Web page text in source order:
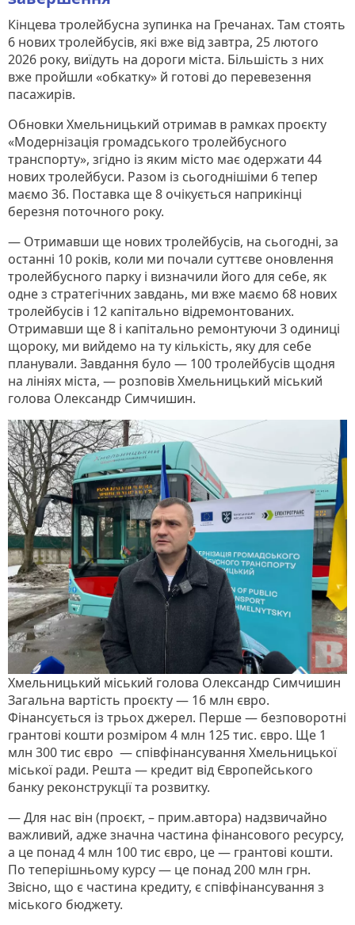
Кінцева тролейбусна зупинка на Гречанах. Там стоять
6 нових тролейбусів, які вже від завтра, 25 лютого
2026 року, виїдуть на дороги міста. Більшість з них
вже пройшли «обкатку» й готові до перевезення
пасажирів.
Обновки Хмельницький отримав в рамках проєкту
«Модернізація громадського тролейбусного
транспорту», згідно із яким місто має одержати 44
нових тролейбуси. Разом із сьогоднішіми 6 тепер
маємо 36. Поставка ще 8 очікується наприкінці
березня поточного року.
— Отримавши ще нових тролейбусів, на сьогодні, за
останні 10 років, коли ми почали суттєве оновлення
тролейбусного парку і визначили його для себе, як
одне з стратегічних завдань, ми вже маємо 68 нових
тролейбусів і 12 капітально відремонтованих.
Отримавши ще 8 і капітально ремонтуючи 3 одиниці
щороку, ми вийдемо на ту кількість, яку для себе
планували. Завдання було — 100 тролейбусів щодня
на лініях міста, — розповів Хмельницький міський
голова Олександр Симчишин.
Хмельницький міський голова Олександр Симчишин
Загальна вартість проєкту — 16 млн євро.
Фінансується із трьох джерел. Перше — безповоротні
грантові кошти розміром 4 млн 125 тис. євро. Ще 1
млн 300 тис євро — співфінансування Хмельницької
міської ради. Решта — кредит від Європейського
банку реконструкції та розвитку.
— Для нас він (проєкт, – прим.автора) надзвичайно
важливий, адже значна частина фінансового ресурсу,
а це понад 4 млн 100 тис євро, це — грантові кошти.
По теперішньому курсу — це понад 200 млн грн.
Звісно, що є частина кредиту, є співфінансування з
міського бюджету.